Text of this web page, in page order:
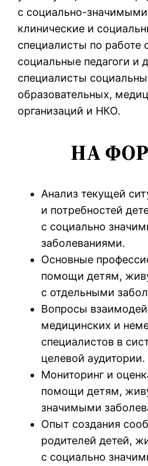
с социально-
клинические и
специалисты по работе
социальные педагоги и
специалисты
образовательных,
организаций и НКО.
НА
Анализ текущей
и потребностей
с социально
заболеваниями.
Основные
помощи детям,
с отдельными
Вопросы
медицинских и
специалистов в
целевой аудитории.
Мониторинг и
помощи детям,
значимыми
Опыт создания
родителей детей,
с социально